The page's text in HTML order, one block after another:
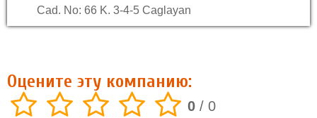
Cad. No: 66 K. 3-4-5 Caglayan
Оцените эту компанию:
0 / 0